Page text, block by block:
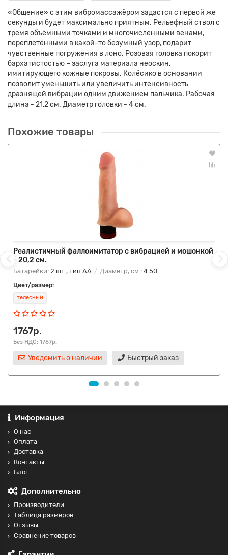
«Общение» с этим вибромассажёром задастся с первой же
секунды и будет максимально приятным. Рельефный ствол с
тремя объёмными точками и многочисленными венами,
переплетёнными в какой-то безумный узор, подарит
чувственные погружения в лоно. Розовая головка покорит
бархатистостью – заслуга материала неоскин,
имитирующего кожные покровы. Колёсико в основании
позволит уменьшить или увеличить интенсивность
дразнящей вибрации одним движением пальчика. Рабочая
длина - 21,2 см. Диаметр головки - 4 см.
Похожие товары
Реалистичный фаллоимитатор с вибрацией и мошонкой
- 20,2 см.
Батарейки: 2 шт., тип AA Диаметр, см.: 4.50
Цвет/размер:
телесный
1767р.
Без НДС: 1767р.
Уведомить о наличии Быстрый заказ
Информация
О нас
Оплата
Доставка
Контакты
Блог
Дополнительно
Производители
Таблица размеров
Отзывы
Сравнение товаров